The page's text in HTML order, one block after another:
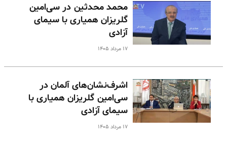
محمد محدثین در سی‌امین
گلریزان همیاری با سیمای
آزادی
۱۷ مرداد ۱۴۰۵
اشرف‌نشان‌های آلمان در
سی‌امین گلریزان همیاری با
سیمای آزادی
۱۷ مرداد ۱۴۰۵